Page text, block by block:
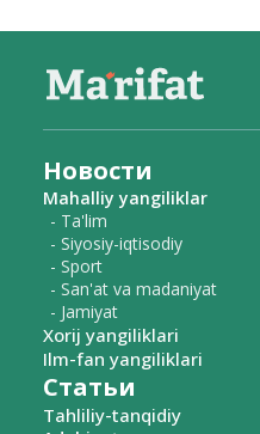
Новости
Mahalliy yangiliklar
- Ta'lim
- Siyosiy-iqtisodiy
- Sport
- San'at va madaniyat
- Jamiyat
Xorij yangiliklari
Ilm-fan yangiliklari
Статьи
Tahliliy-tanqidiy